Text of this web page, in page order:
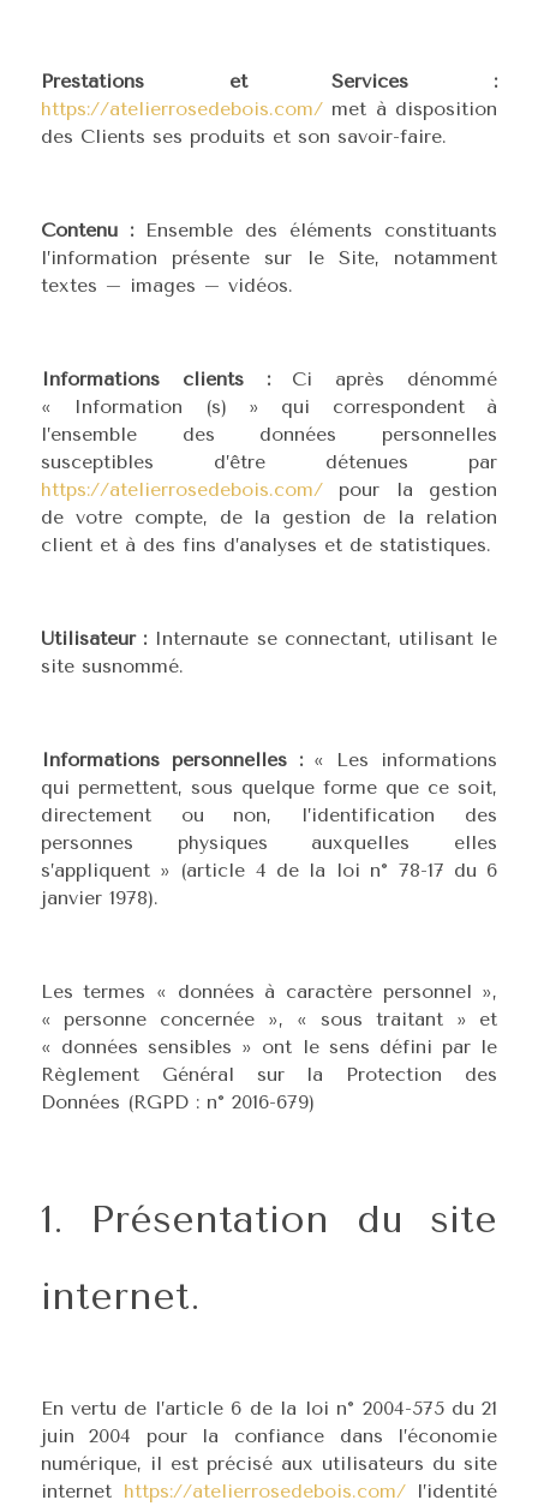
Prestations et Services :
https://atelierrosedebois.com/met à disposition
des Clients ses produits et son savoir-faire.
Contenu :Ensemble des éléments constituants
l’information présente sur le Site, notamment
textes – images – vidéos.
Informations clients :Ci après dénommé
« Information (s) » qui correspondent à
l’ensemble des données personnelles
susceptibles d’être détenues par
https://atelierrosedebois.com/pour la gestion
de votre compte, de la gestion de la relation
client et à des fins d’analyses et de statistiques.
Utilisateur :Internaute se connectant, utilisant le
site susnommé.
Informations personnelles :« Les informations
qui permettent, sous quelque forme que ce soit,
directement ou non, l’identification des
personnes physiques auxquelles elles
s’appliquent » (article 4 de la loi n° 78-17 du 6
janvier 1978).
Les termes « données à caractère personnel »,
« personne concernée », « sous traitant » et
« données sensibles » ont le sens défini par le
Règlement Général sur la Protection des
Données (RGPD : n° 2016-679)
1. Présentation du site
internet.
En vertu de l’article 6 de la loi n° 2004-575 du 21
juin 2004 pour la confiance dans l’économie
numérique, il est précisé aux utilisateurs du site
internet https://atelierrosedebois.com/l’identité